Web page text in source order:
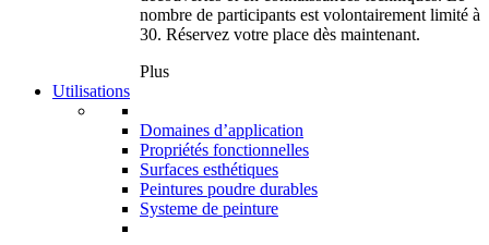
nombre de participants est volontairement limité à
30. Réservez votre place dès maintenant.
Plus
Utilisations
Domaines d’application
Propriétés fonctionnelles
Surfaces esthétiques
Peintures poudre durables
Systeme de peinture